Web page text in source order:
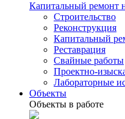
Капитальный ремонт
Строительство
Реконструкция
Капитальный
Реставрация
Свайные работы
Проектно-
Лабораторные
Объекты
Объекты в работе